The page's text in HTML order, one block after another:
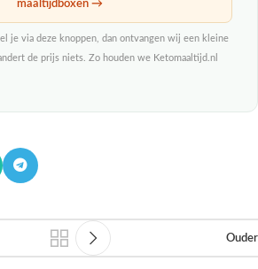
maaltijdboxen →
je via deze knoppen, dan ontvangen wij een kleine
de prijs niets. Zo houden we Ketomaaltijd.nl
Ouder